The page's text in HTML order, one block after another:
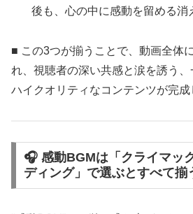
後も、心の中に感動を留める消
■ この3つが揃うことで、動画全体
れ、視聴者の深い共感と涙を誘う
ハイクオリティなコンテンツが完成
🎧 感動BGMは「クライマッ
ディング」で選ぶとすべて揃